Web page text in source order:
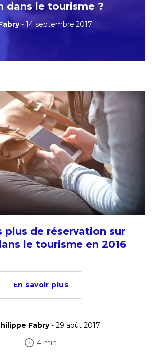
dans le tourisme ?
- 14 septembre 2017
plus de réservation sur
le tourisme en 2016
En savoir plus
Fabry- 29 août 2017
4 min